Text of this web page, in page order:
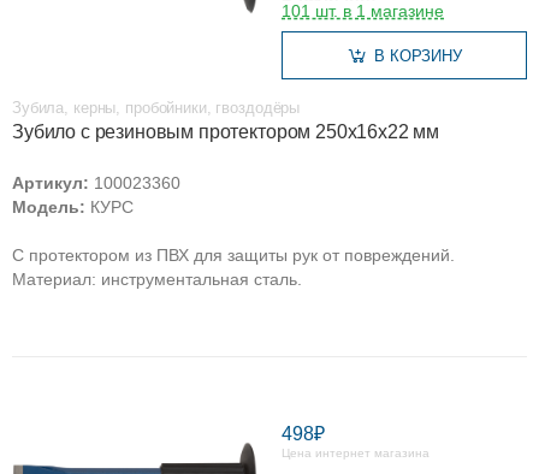
101 шт. в 1 магазине
В КОРЗИНУ
Зубила, керны, пробойники, гвоздодёры
Зубило с резиновым протектором 250х16х22 мм
Артикул: 100023360
Модель: КУРС
С протектором из ПВХ для защиты рук от повреждений.
Материал: инструментальная сталь.
498₽
Цена интернет магазина